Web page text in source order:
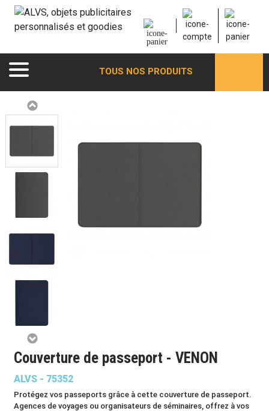
TOUS NOS PRODUITS
Couverture de passeport - VENON
ALVS - 75352
Protégez vos passeports grâce à cette couverture de passeport.
Agences de voyages ou organisateurs de séminaires, offrez à vos